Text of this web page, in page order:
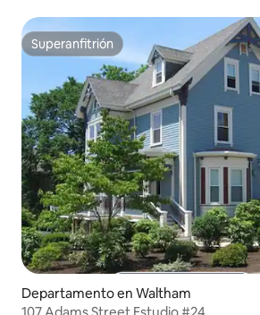
Superanfitrión
Superanfitrión
Departamento en Waltham